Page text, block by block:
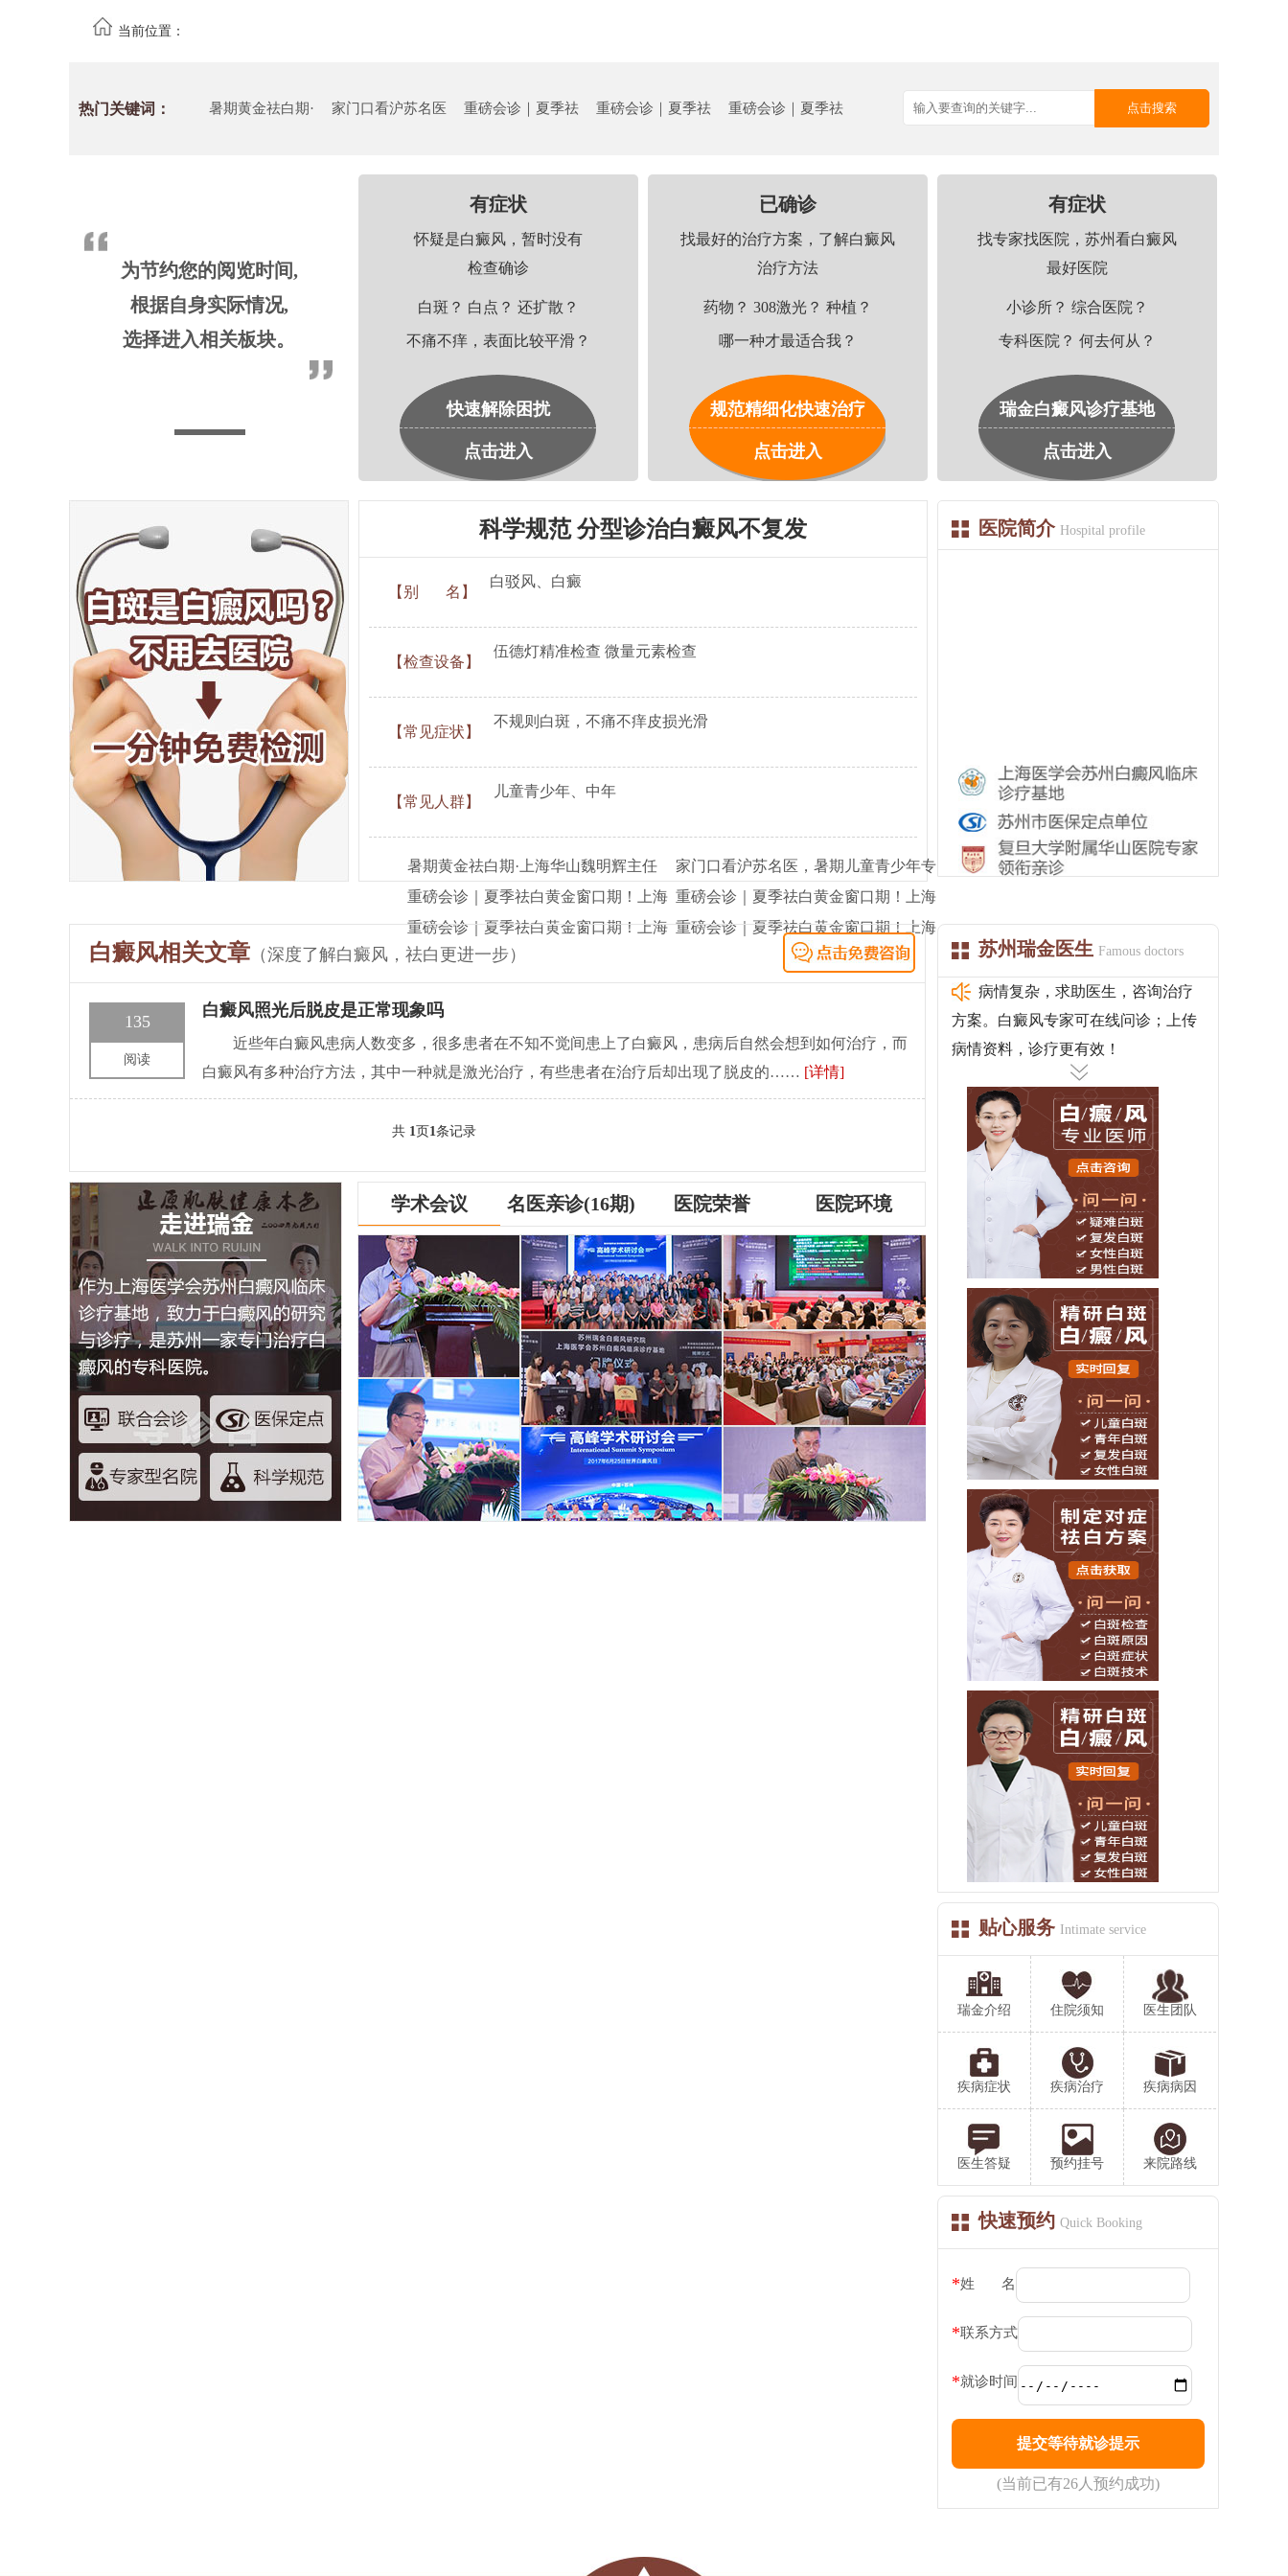
当前位置：
热门关键词： 暑期黄金祛白期· 家门口看沪苏名医 重磅会诊｜夏季祛 重磅会诊｜夏季祛 重磅会诊｜夏季祛
为节约您的阅览时间,
根据自身实际情况,
选择进入相关板块。
有症状
怀疑是白癜风，暂时没有
检查确诊
白斑？ 白点？ 还扩散？
不痛不痒，表面比较平滑？
快速解除困扰
点击进入
已确诊
找最好的治疗方案，了解白癜风
治疗方法
药物？ 308激光？ 种植？
哪一种才最适合我？
规范精细化快速治疗
点击进入
有症状
找专家找医院，苏州看白癜风
最好医院
小诊所？ 综合医院？
专科医院？ 何去何从？
瑞金白癜风诊疗基地
点击进入
科学规范 分型诊治白癜风不复发
【别 名】
白驳风、白癜
【检查设备】
伍德灯精准检查 微量元素检查
【常见症状】
不规则白斑，不痛不痒皮损光滑
【常见人群】
儿童青少年、中年
暑期黄金祛白期·上海华山魏明辉主任
家门口看沪苏名医，暑期儿童青少年专
重磅会诊｜夏季祛白黄金窗口期！上海 重磅会诊｜夏季祛白黄金窗口期！上海
重磅会诊｜夏季祛白黄金窗口期！上海 重磅会诊｜夏季祛白黄金窗口期！上海
医院简介 Hospital profile
白癜风相关文章 （深度了解白癜风，祛白更进一步）
135
阅读
白癜风照光后脱皮是正常现象吗
近些年白癜风患病人数变多，很多患者在不知不觉间患上了白癜风，患病后自然会想到如何治疗，而
白癜风有多种治疗方法，其中一种就是激光治疗，有些患者在治疗后却出现了脱皮的…… [详情]
共 1页1条记录
学术会议 名医亲诊(16期) 医院荣誉 医院环境
苏州瑞金医生 Famous doctors
病情复杂，求助医生，咨询治疗
方案。白癜风专家可在线问诊；上传
病情资料，诊疗更有效！
贴心服务 Intimate service
瑞金介绍 住院须知 医生团队
疾病症状 疾病治疗 疾病病因
医生答疑 预约挂号 来院路线
快速预约 Quick Booking
*姓 名
*联系方式
*就诊时间
(当前已有26人预约成功)